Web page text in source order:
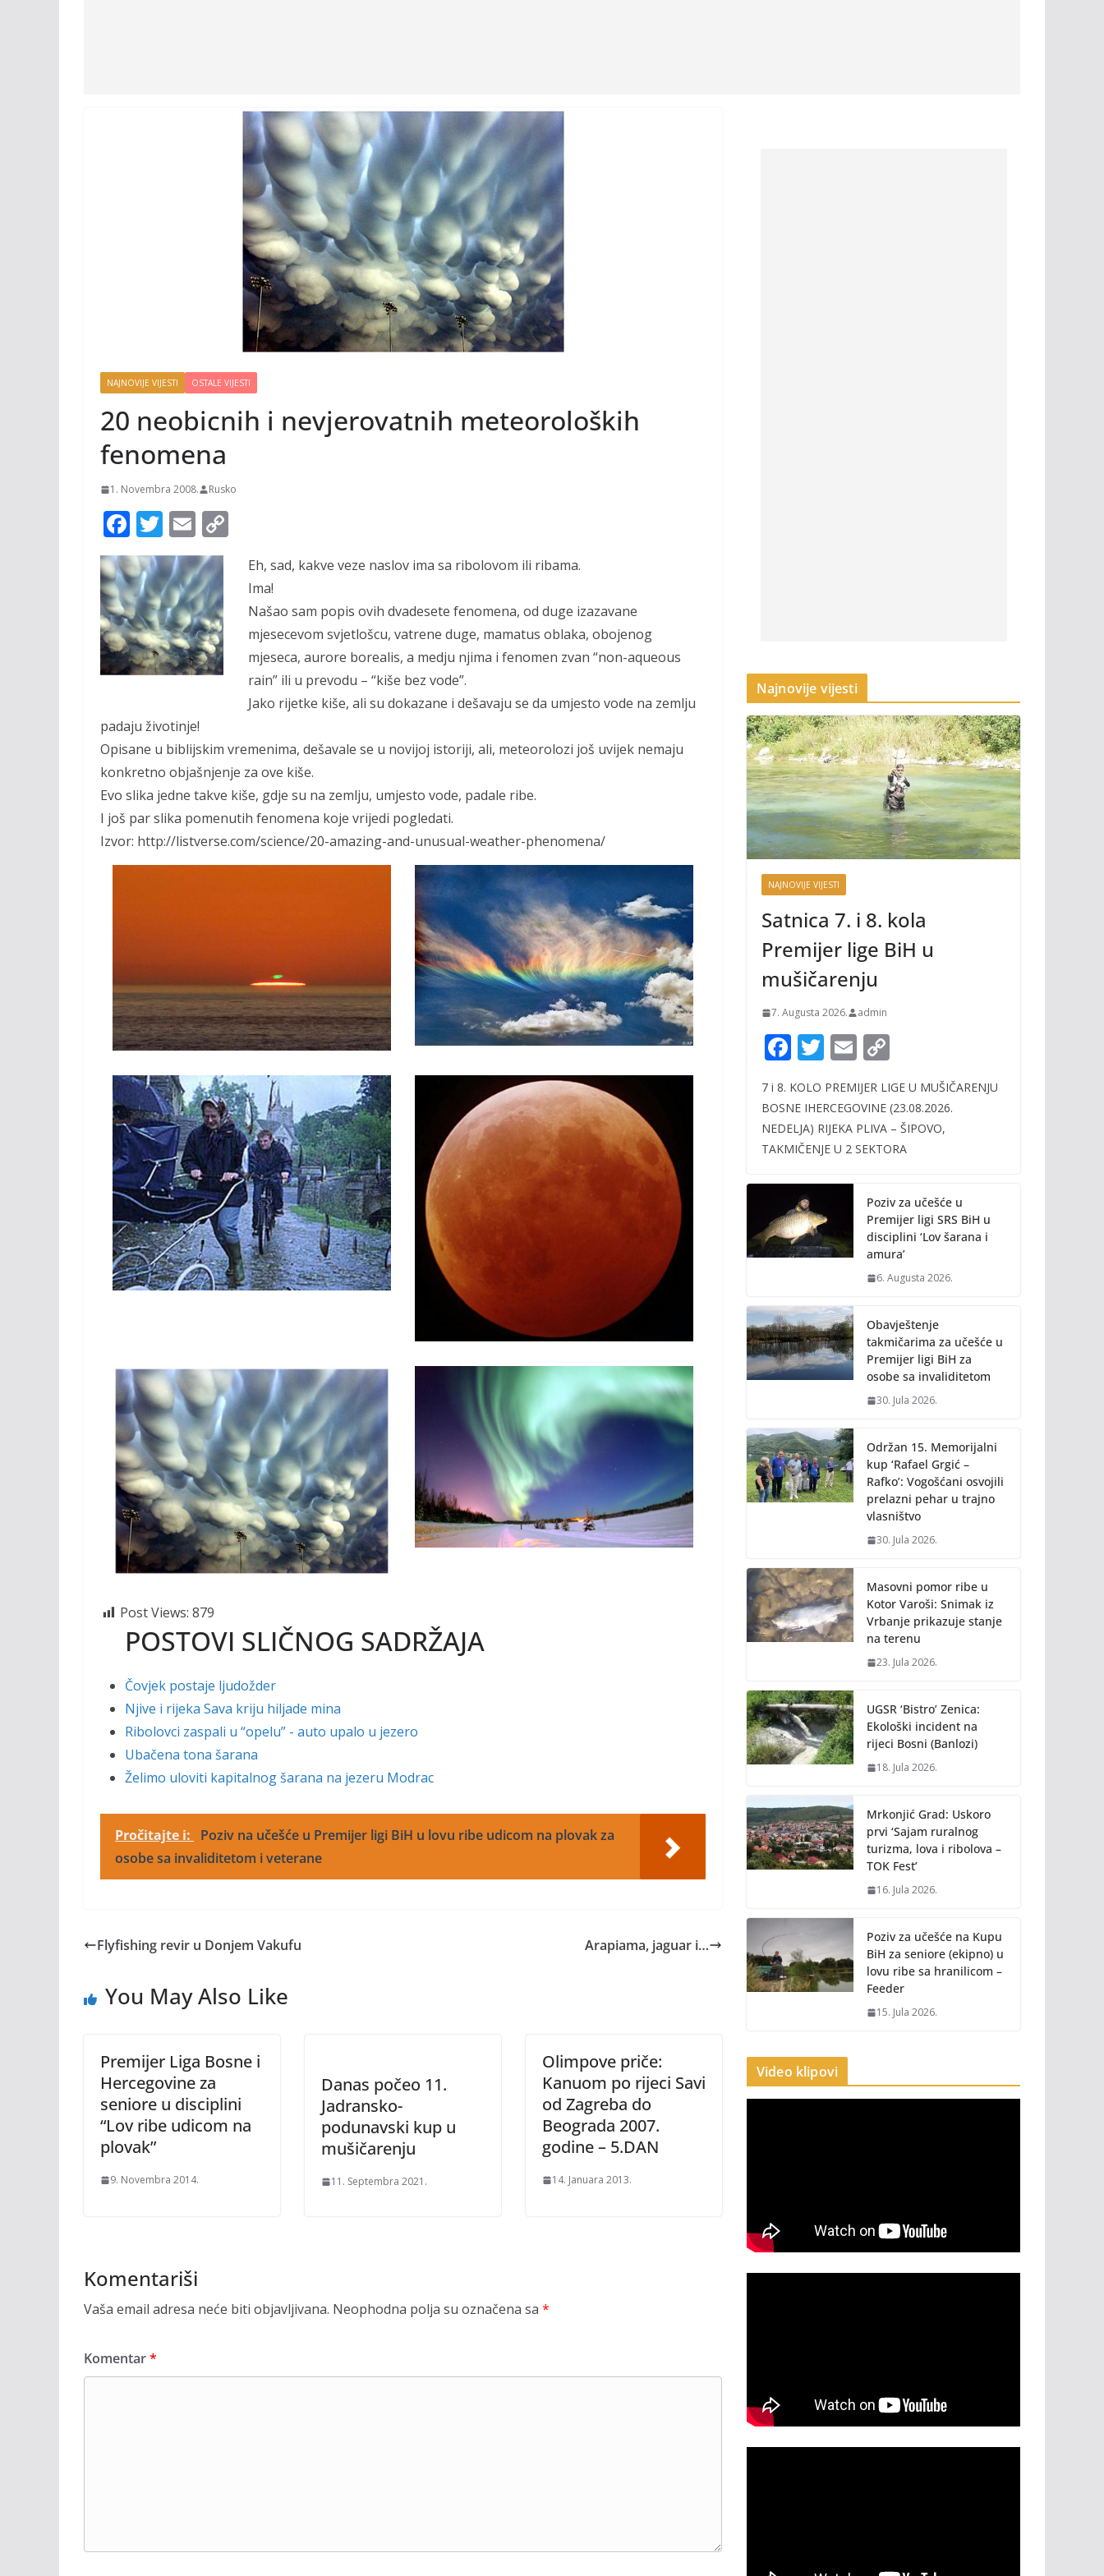
NAJNOVIJE VIJESTI OSTALE VIJESTI
20 neobicnih i nevjerovatnih meteoroloških
fenomena
1. Novembra 2008. Rusko
F
ac
e
b
o
o
k
T
w
itt
er
E
m
ai
l
Eh, sad, kakve veze naslov ima sa ribolovom ili ribama.
Ima!
Našao sam popis ovih dvadesete fenomena, od duge izazavane
mjesecevom svjetlošcu, vatrene duge, mamatus oblaka, obojenog
mjeseca, aurore borealis, a medju njima i fenomen zvan “non-aqueous
rain” ili u prevodu – “kiše bez vode”.
Jako rijetke kiše, ali su dokazane i dešavaju se da umjesto vode na zemlju
padaju životinje!
Opisane u biblijskim vremenima, dešavale se u novijoj istoriji, ali, meteorolozi još uvijek nemaju
konkretno objašnjenje za ove kiše.
Evo slika jedne takve kiše, gdje su na zemlju, umjesto vode, padale ribe.
I još par slika pomenutih fenomena koje vrijedi pogledati.
Izvor: http://listverse.com/science/20-amazing-and-unusual-weather-phenomena/
Post Views: 879
POSTOVI SLIČNOG SADRŽAJA
Čovjek postaje ljudožder
Njive i rijeka Sava kriju hiljade mina
Ribolovci zaspali u “opelu” - auto upalo u jezero
Ubačena tona šarana
Želimo uloviti kapitalnog šarana na jezeru Modrac
Pročitajte i:
Poziv na učešće u Premijer ligi BiH u lovu ribe udicom na plovak za
osobe sa invaliditetom i veterane
Flyfishing revir u Donjem Vakufu Arapiama, jaguar i…
You May Also Like
Premijer Liga Bosne i
Hercegovine za
seniore u disciplini
“Lov ribe udicom na
plovak”
9. Novembra 2014.
Danas počeo 11.
Jadransko-
podunavski kup u
mušičarenju
11. Septembra 2021.
Olimpove priče:
Kanuom po rijeci Savi
od Zagreba do
Beograda 2007.
godine – 5.DAN
14. Januara 2013.
Komentariši
Vaša email adresa neće biti objavljivana. Neophodna polja su označena sa *
Komentar*
Najnovije vijesti
NAJNOVIJE VIJESTI
Satnica 7. i 8. kola
Premijer lige BiH u
mušičarenju
7. Augusta 2026. admin
F
e
b
o
o
k
T
itt
er
E
ai
l
p
y
Li
k
7 i 8. KOLO PREMIJER LIGE U MUŠIČARENJU
BOSNE IHERCEGOVINE (23.08.2026.
NEDELJA) RIJEKA PLIVA – ŠIPOVO,
TAKMIČENJE U 2 SEKTORA
Poziv za učešće u
Premijer ligi SRS BiH u
disciplini ‘Lov šarana i
amura’
6. Augusta 2026.
Obavještenje
takmičarima za učešće u
Premijer ligi BiH za
osobe sa invaliditetom
30. Jula 2026.
Održan 15. Memorijalni
kup ‘Rafael Grgić –
Rafko’: Vogošćani osvojili
prelazni pehar u trajno
vlasništvo
30. Jula 2026.
Masovni pomor ribe u
Kotor Varoši: Snimak iz
Vrbanje prikazuje stanje
na terenu
23. Jula 2026.
UGSR ‘Bistro’ Zenica:
Ekološki incident na
rijeci Bosni (Banlozi)
18. Jula 2026.
Mrkonjić Grad: Uskoro
prvi ‘Sajam ruralnog
turizma, lova i ribolova –
TOK Fest’
16. Jula 2026.
Poziv za učešće na Kupu
BiH za seniore (ekipno) u
lovu ribe sa hranilicom –
Feeder
15. Jula 2026.
Video klipovi